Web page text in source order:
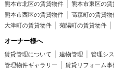
熊本市北区の賃貸物件
熊本市東区の賃
熊本市西区の賃貸物件
高森町の賃貸物
大津町の賃貸物件
菊陽町の賃貸物件
オーナー様へ
賃貸管理について 建物管理 管理シ
管理物件ギャラリー
賃貸リフォーム事